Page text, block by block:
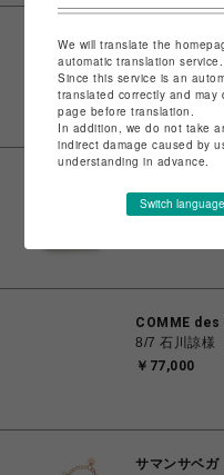
サマンサベガ
新色ロゴテー
イト】
￥18,700
新色ロゴテー
ック】
COMME des
8/7 石川諒様
￥77,000
サマンサベガ
We will translate the
automatic translation service.
Since this service is an
translated correctly and
page before translation.
In addition, we do not take
indirect damage caused by
understanding in advance.
Switch language